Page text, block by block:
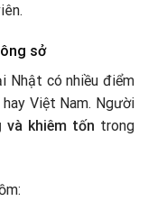
sở
Nhật có nhiều điểm
Việt Nam. Người
khiêm tốn trong